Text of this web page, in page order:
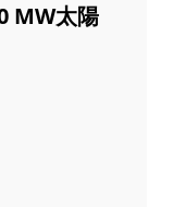
MW太陽